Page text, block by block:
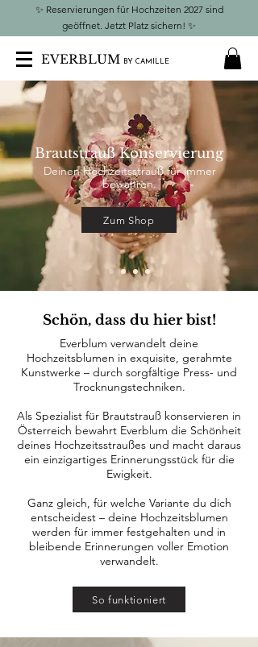
✨ Reservierungen für Hochzeiten 2027 sind
geöffnet. Jetzt Platz sichern! ✨
EVERBLUM BY CAMILLE
Brautstrauß Konservierung
Deinen Hochzeitsstrauß für immer
bewahren.
Zum Shop
Schön, dass du hier bist!
Everblum verwandelt deine
Hochzeitsblumen in exquisite, gerahmte
Kunstwerke – durch sorgfältige Press- und
Trocknungstechniken.
Als Spezialist für Brautstrauß konservieren in
Österreich bewahrt Everblum die Schönheit
deines Hochzeitsstraußes und macht daraus
ein einzigartiges Erinnerungsstück für die
Ewigkeit.
Ganz gleich, für welche Variante du dich
entscheidest – deine Hochzeitsblumen
werden für immer festgehalten und in
bleibende Erinnerungen voller Emotion
verwandelt.
So funktioniert